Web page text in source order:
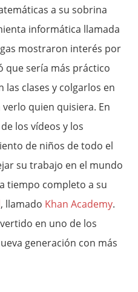
a su sobrina
informática llamada
mostraron interés por
que sería más práctico
las clases y colgarlos en
quien quisiera. En
los vídeos y los
de niños de todo el
su trabajo en el mundo
tiempo completo a su
, llamado Khan Academy.
en uno de los
generación con más